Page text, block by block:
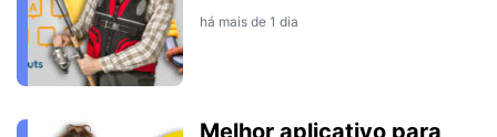
há mais de 1 dia